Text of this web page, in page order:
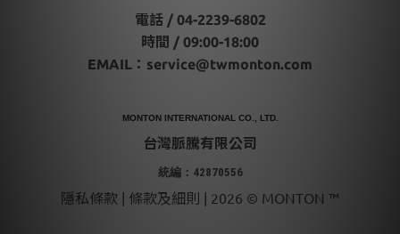
電話 / 04-2239-6802
時間 / 09:00-18:00
EMAIL： service@twmonton.com
MONTON INTERNATIONAL CO., LTD.
台灣脈騰有限公司
統編：42870556
隱私條款 | 條款及細則 | 2026 © MONTON ™